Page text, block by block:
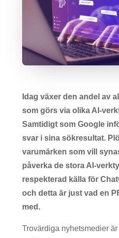
Idag växer den andel av
som görs via olika AI-
Samtidigt som Google
svar i sina sökresultat.
varumärken som vill
påverka de stora AI-
respekterad källa för
och detta är just vad en
med.
Trovärdiga nyhetsmedier är